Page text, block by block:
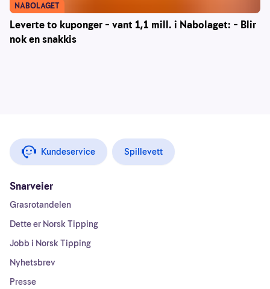
Leverte to kuponger – vant 1,1 mill. i Nabolaget: – Blir
nok en snakkis
NABOLAGET
Kundeservice Spillevett
Snarveier
Grasrotandelen
Dette er Norsk Tipping
Jobb i Norsk Tipping
Nyhetsbrev
Presse